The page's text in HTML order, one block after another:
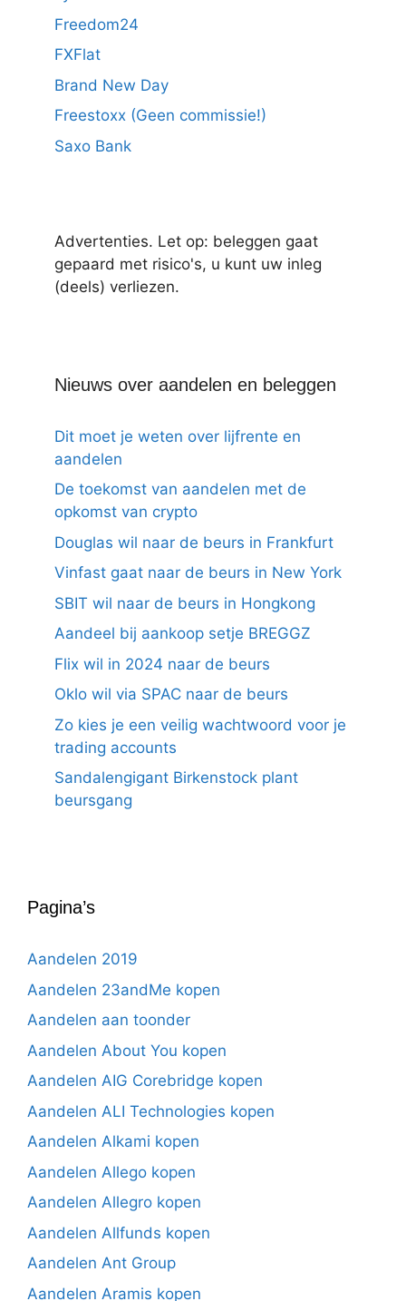
Freedom24
FXFlat
Brand New Day
Freestoxx (Geen commissie!)
Saxo Bank
Advertenties. Let op: beleggen gaat
gepaard met risico's, u kunt uw inleg
(deels) verliezen.
Nieuws over aandelen en beleggen
Dit moet je weten over lijfrente en
aandelen
De toekomst van aandelen met de
opkomst van crypto
Douglas wil naar de beurs in Frankfurt
Vinfast gaat naar de beurs in New York
SBIT wil naar de beurs in Hongkong
Aandeel bij aankoop setje BREGGZ
Flix wil in 2024 naar de beurs
Oklo wil via SPAC naar de beurs
Zo kies je een veilig wachtwoord voor je
trading accounts
Sandalengigant Birkenstock plant
beursgang
Pagina’s
Aandelen 2019
Aandelen 23andMe kopen
Aandelen aan toonder
Aandelen About You kopen
Aandelen AIG Corebridge kopen
Aandelen ALI Technologies kopen
Aandelen Alkami kopen
Aandelen Allego kopen
Aandelen Allegro kopen
Aandelen Allfunds kopen
Aandelen Ant Group
Aandelen Aramis kopen